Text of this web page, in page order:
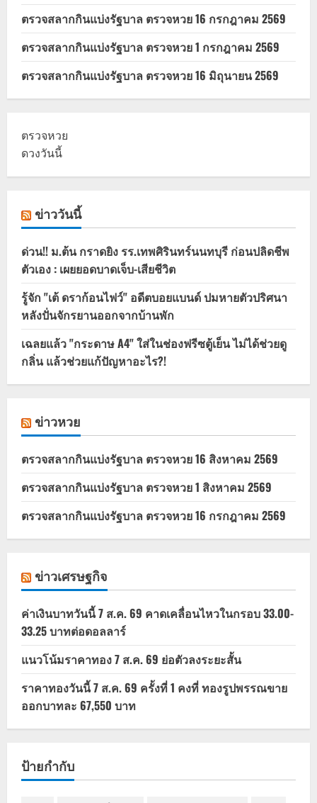
ตรวจสลากกินแบ่งรัฐบาล ตรวจหวย 16 กรกฎาคม 2569
ตรวจสลากกินแบ่งรัฐบาล ตรวจหวย 1 กรกฎาคม 2569
ตรวจสลากกินแบ่งรัฐบาล ตรวจหวย 16 มิถุนายน 2569
ตรวจหวย
ดวงวันนี้
ข่าววันนี้
ด่วน!! ม.ต้น กราดยิง รร.เทพศิรินทร์นนทบุรี ก่อนปลิดชีพ
ตัวเอง : เผยยอดบาดเจ็บ-เสียชีวิต
รู้จัก "เต้ ดราก้อนไฟว์" อดีตบอยแบนด์ ปมหายตัวปริศนา
หลังปั่นจักรยานออกจากบ้านพัก
เฉลยแล้ว "กระดาษ A4" ใส่ในช่องฟรีซตู้เย็น ไม่ได้ช่วยดู
กลิ่น แล้วช่วยแก้ปัญหาอะไร?!
ข่าวหวย
ตรวจสลากกินแบ่งรัฐบาล ตรวจหวย 16 สิงหาคม 2569
ตรวจสลากกินแบ่งรัฐบาล ตรวจหวย 1 สิงหาคม 2569
ตรวจสลากกินแบ่งรัฐบาล ตรวจหวย 16 กรกฎาคม 2569
ข่าวเศรษฐกิจ
ค่าเงินบาทวันนี้ 7 ส.ค. 69 คาดเคลื่อนไหวในกรอบ 33.00-
33.25 บาทต่อดอลลาร์
แนวโน้มราคาทอง 7 ส.ค. 69 ย่อตัวลงระยะสั้น
ราคาทองวันนี้ 7 ส.ค. 69 ครั้งที่ 1 คงที่ ทองรูปพรรณขาย
ออกบาทละ 67,550 บาท
ป้ายกำกับ